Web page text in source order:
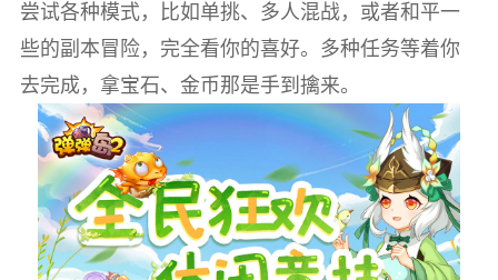
尝试各种模式，比如单挑、多人混战，或者和平一
些的副本冒险，完全看你的喜好。多种任务等着你
去完成，拿宝石、金币那是手到擒来。